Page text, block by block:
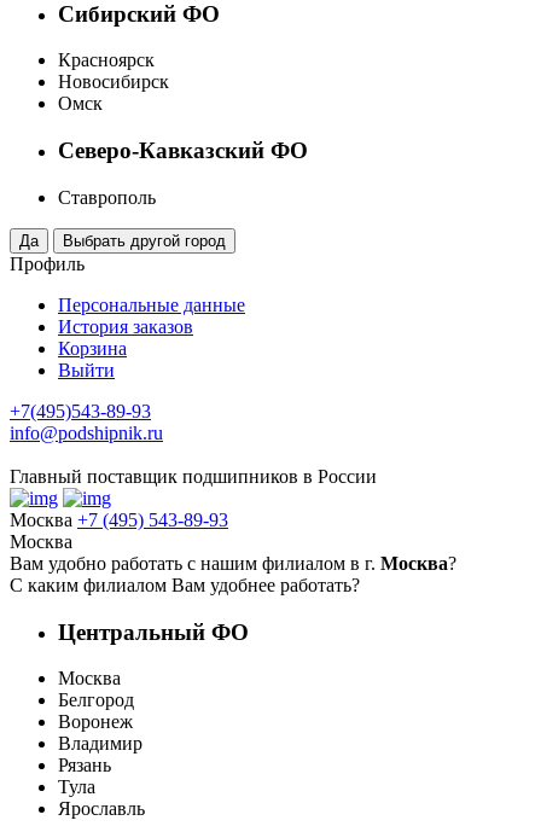
Сибирский ФО
Красноярск
Новосибирск
Омск
Северо-Кавказский ФО
Ставрополь
Профиль
Персональные данные
История заказов
Корзина
Выйти
+7(495)543-89-93
info@podshipnik.ru
Главный поставщик подшипников в России
Москва +7 (495) 543-89-93
Москва
Вам удобно работать с нашим филиалом в г. Москва?
С каким филиалом Вам удобнее работать?
Центральный ФО
Москва
Белгород
Воронеж
Владимир
Рязань
Тула
Ярославль